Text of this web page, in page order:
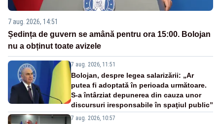
7 aug. 2026, 14:51
Ședința de guvern se amână pentru ora 15:00. Bolojan
nu a obținut toate avizele
7 aug. 2026, 11:51
Bolojan, despre legea salarizării: „Ar
putea fi adoptată în perioada următoare.
S-a întârziat depunerea din cauza unor
discursuri iresponsabile în spaţiul public”
7 aug. 2026, 10:57